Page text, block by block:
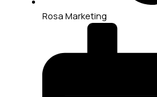
Rosa Marketing